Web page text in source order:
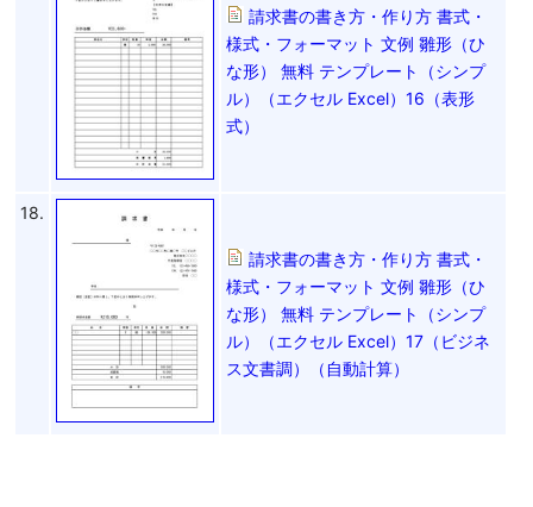
請求書の書き方・作り方 書式・
様式・フォーマット 文例 雛形（ひ
な形） 無料 テンプレート（シンプ
ル）（エクセル Excel）16（表形
式）
18.
請求書の書き方・作り方 書式・
様式・フォーマット 文例 雛形（ひ
な形） 無料 テンプレート（シンプ
ル）（エクセル Excel）17（ビジネ
ス文書調）（自動計算）